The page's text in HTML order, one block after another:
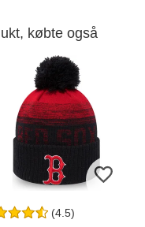
købte også
(4.5)